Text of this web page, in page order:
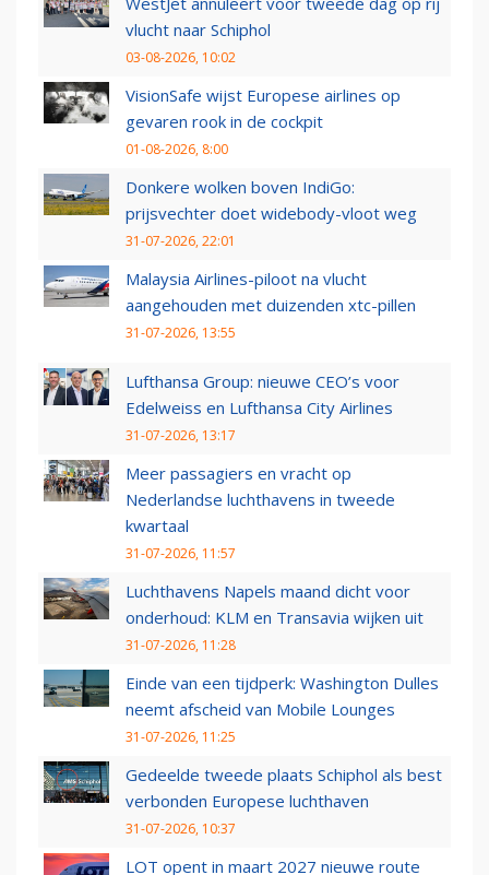
vlucht naar Schiphol
03-08-2026, 10:02
VisionSafe wijst Europese airlines op
gevaren rook in de cockpit
01-08-2026, 8:00
Donkere wolken boven IndiGo:
prijsvechter doet widebody-vloot weg
31-07-2026, 22:01
Malaysia Airlines-piloot na vlucht
aangehouden met duizenden xtc-pillen
31-07-2026, 13:55
Lufthansa Group: nieuwe CEO’s voor
Edelweiss en Lufthansa City Airlines
31-07-2026, 13:17
Meer passagiers en vracht op
Nederlandse luchthavens in tweede
kwartaal
31-07-2026, 11:57
Luchthavens Napels maand dicht voor
onderhoud: KLM en Transavia wijken uit
31-07-2026, 11:28
Einde van een tijdperk: Washington Dulles
neemt afscheid van Mobile Lounges
31-07-2026, 11:25
Gedeelde tweede plaats Schiphol als best
verbonden Europese luchthaven
31-07-2026, 10:37
LOT opent in maart 2027 nieuwe route